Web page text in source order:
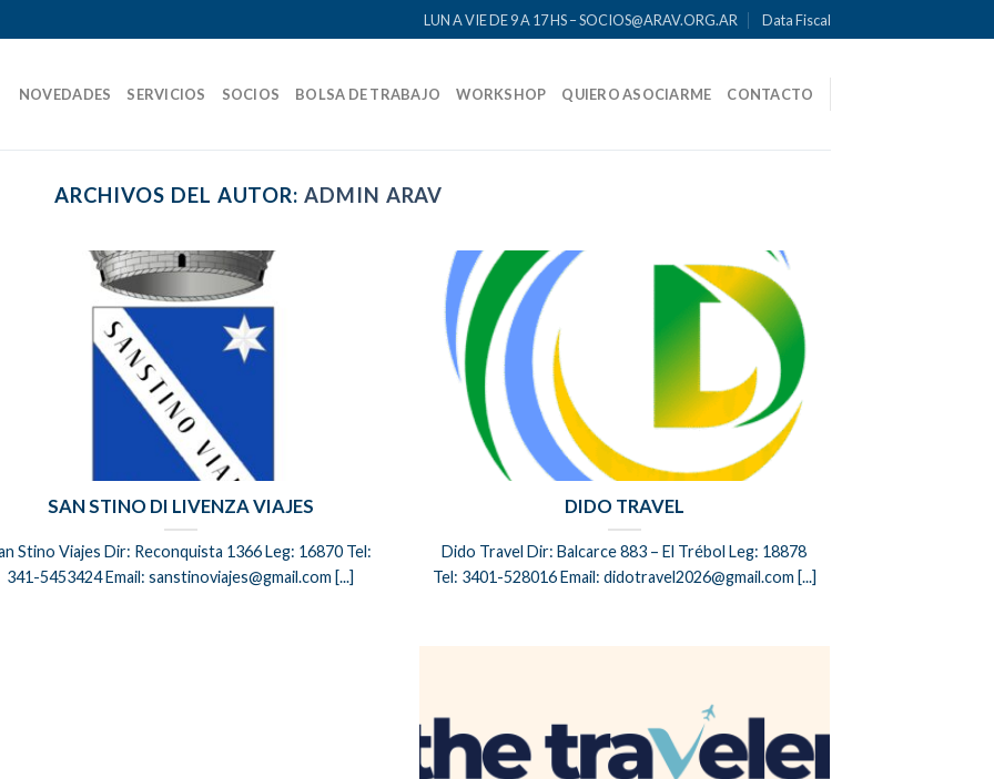
LUN A VIE DE 9 A 17 HS – SOCIOS@ARAV.ORG.AR Data Fiscal
NOVEDADES SERVICIOS SOCIOS BOLSA DE TRABAJO WORKSHOP QUIERO ASOCIARME CONTACTO
ARCHIVOS DEL AUTOR:ADMIN ARAV
SAN STINO DI LIVENZA VIAJES
Stino Viajes Dir: Reconquista 1366 Leg: 16870 Tel:
341-5453424 Email: sanstinoviajes@gmail.com [...]
DIDO TRAVEL
Dido Travel Dir: Balcarce 883 – El Trébol Leg: 18878
Tel: 3401-528016 Email: didotravel2026@gmail.com [...]